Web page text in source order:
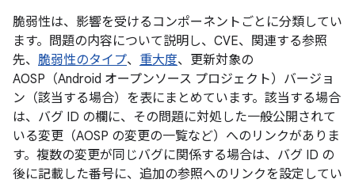
脆弱性は、影響を受けるコンポーネントごとに分類してい
ます。問題の内容について説明し、CVE、関連する参照
先、 脆弱性のタイプ、 重大度、更新対象の
AOSP（Android オープンソース プロジェクト）バージョ
ン（該当する場合）を表にまとめています。該当する場合
は、バグ ID の欄に、その問題に対処した一般公開されて
いる変更（AOSP の変更の一覧など）へのリンクがありま
す。複数の変更が同じバグに関係する場合は、バグ ID の
後に記載した番号に、追加の参照へのリンクを設定してい